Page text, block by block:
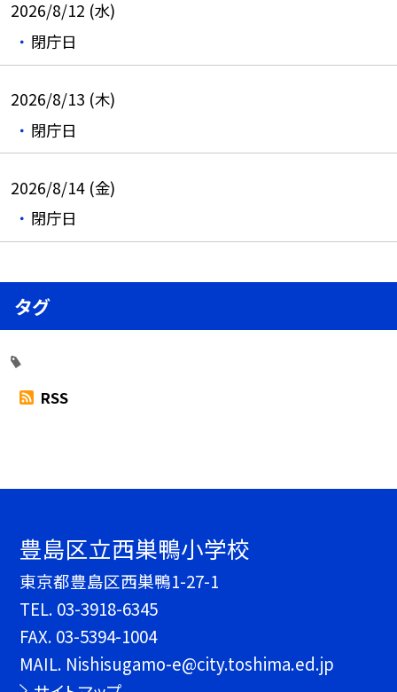
2026/8/12 (水)
閉庁日
2026/8/13 (木)
閉庁日
2026/8/14 (金)
閉庁日
タグ
RSS
豊島区立西巣鴨小学校
東京都豊島区西巣鴨1-27-1
TEL. 03-3918-6345
FAX. 03-5394-1004
MAIL. Nishisugamo-e@city.toshima.ed.jp